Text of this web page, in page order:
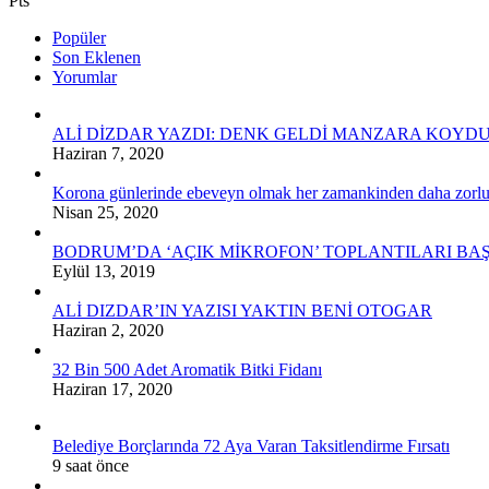
Popüler
Son Eklenen
Yorumlar
ALİ DİZDAR YAZDI: DENK GELDİ MANZARA
Haziran 7, 2020
Korona günlerinde ebeveyn olmak her zamankinden daha
Nisan 25, 2020
BODRUM’DA ‘AÇIK MİKROFON’ TOPLANTILARI
Eylül 13, 2019
ALİ DIZDAR’IN YAZISI YAKTIN BENİ OTOGAR
Haziran 2, 2020
32 Bin 500 Adet Aromatik Bitki Fidanı
Haziran 17, 2020
Belediye Borçlarında 72 Aya Varan Taksitlendirme Fırsatı
9 saat önce